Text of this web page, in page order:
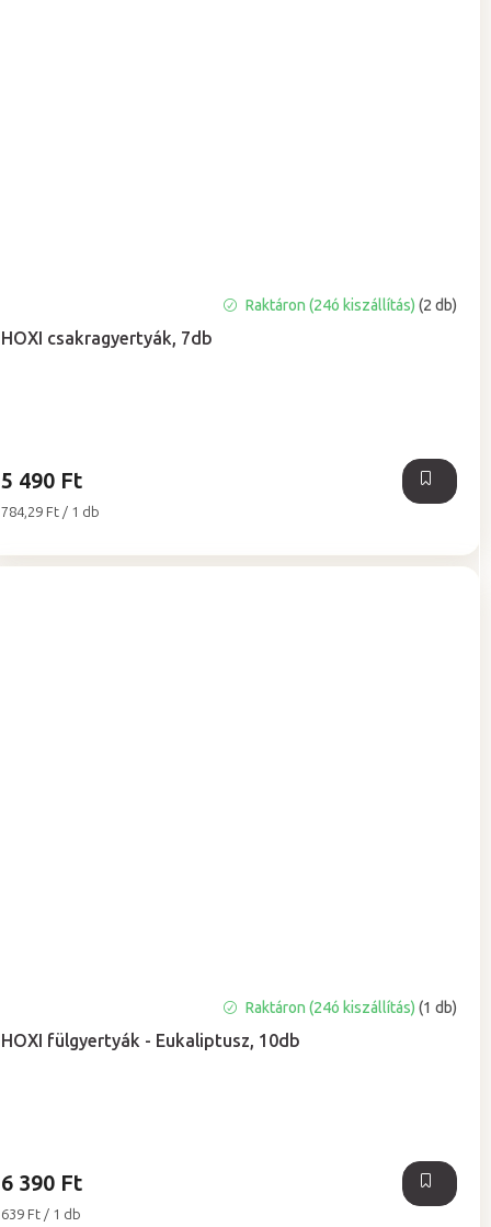
HOXI csakragyertyák, 7db
Raktáron (24ó kiszállítás) (2 db)
5 490 Ft
Egységár:
784,29 Ft / 1 db
HOXI fülgyertyák - Eukaliptusz, 10db
Raktáron (24ó kiszállítás) (1 db)
6 390 Ft
Egységár:
639 Ft / 1 db